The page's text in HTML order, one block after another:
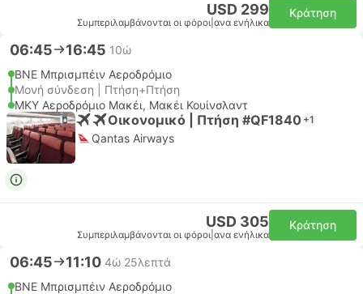
USD 299
Συμπεριλαμβάνονται οι φόροι ανα ενήλικα
Κράτηση
06:45 16:45 10ώ
BNE Μπρισμπέιν Αεροδρόμιο
Μονή σύνδεση | Πτήση+Πτήση
MKY Αεροδρόμιο Μακέι, Μακέι Κουίνσλαντ
Οικονομικό | Πτήση #QF1840 +1
Qantas Airways
USD 305
Συμπεριλαμβάνονται οι φόροι ανα ενήλικα
Κράτηση
06:45 11:10 4ώ 25λεπτά
BNE Μπρισμπέιν Αεροδρόμιο